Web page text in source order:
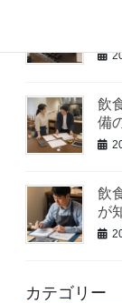
飲
備
飲
が
カテゴリー